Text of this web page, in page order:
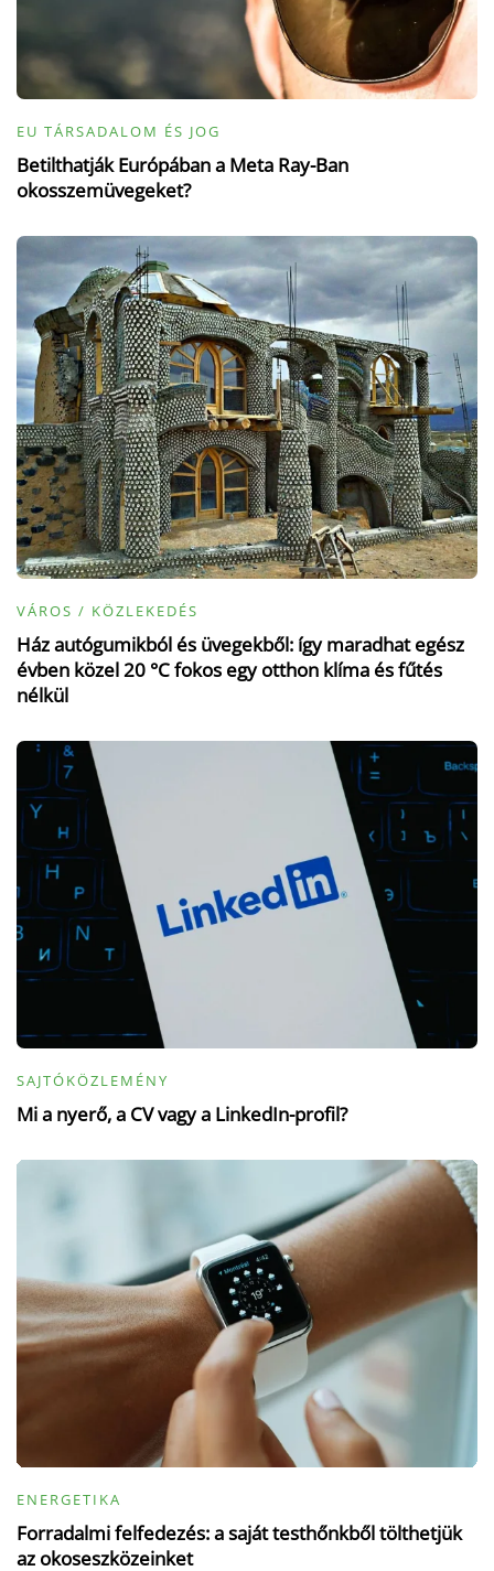
EU TÁRSADALOM ÉS JOG
Betilthatják Európában a Meta Ray-Ban
okosszemüvegeket?
VÁROS / KÖZLEKEDÉS
Ház autógumikból és üvegekből: így maradhat egész
évben közel 20 °C fokos egy otthon klíma és fűtés
nélkül
SAJTÓKÖZLEMÉNY
Mi a nyerő, a CV vagy a LinkedIn-profil?
ENERGETIKA
Forradalmi felfedezés: a saját testhőnkből tölthetjük
az okoseszközeinket